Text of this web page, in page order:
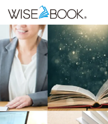
ホーム/ 製品・サービス/